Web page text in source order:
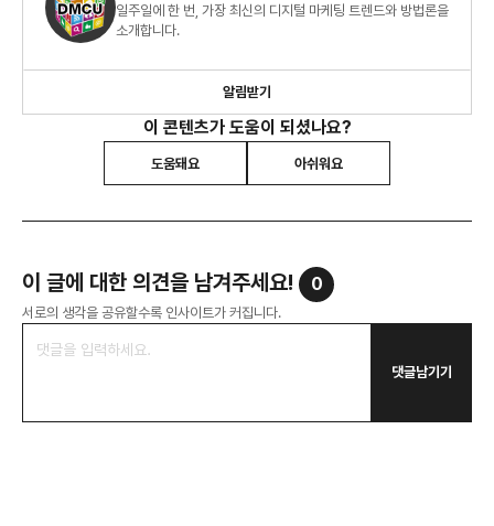
일주일에 한 번, 가장 최신의 디지털 마케팅 트렌드와 방법론을
소개합니다.
알림받기
이 콘텐츠가 도움이 되셨나요?
도움돼요 아쉬워요
이 글에 대한 의견을 남겨주세요! 0
서로의 생각을 공유할수록 인사이트가 커집니다.
댓글남기기